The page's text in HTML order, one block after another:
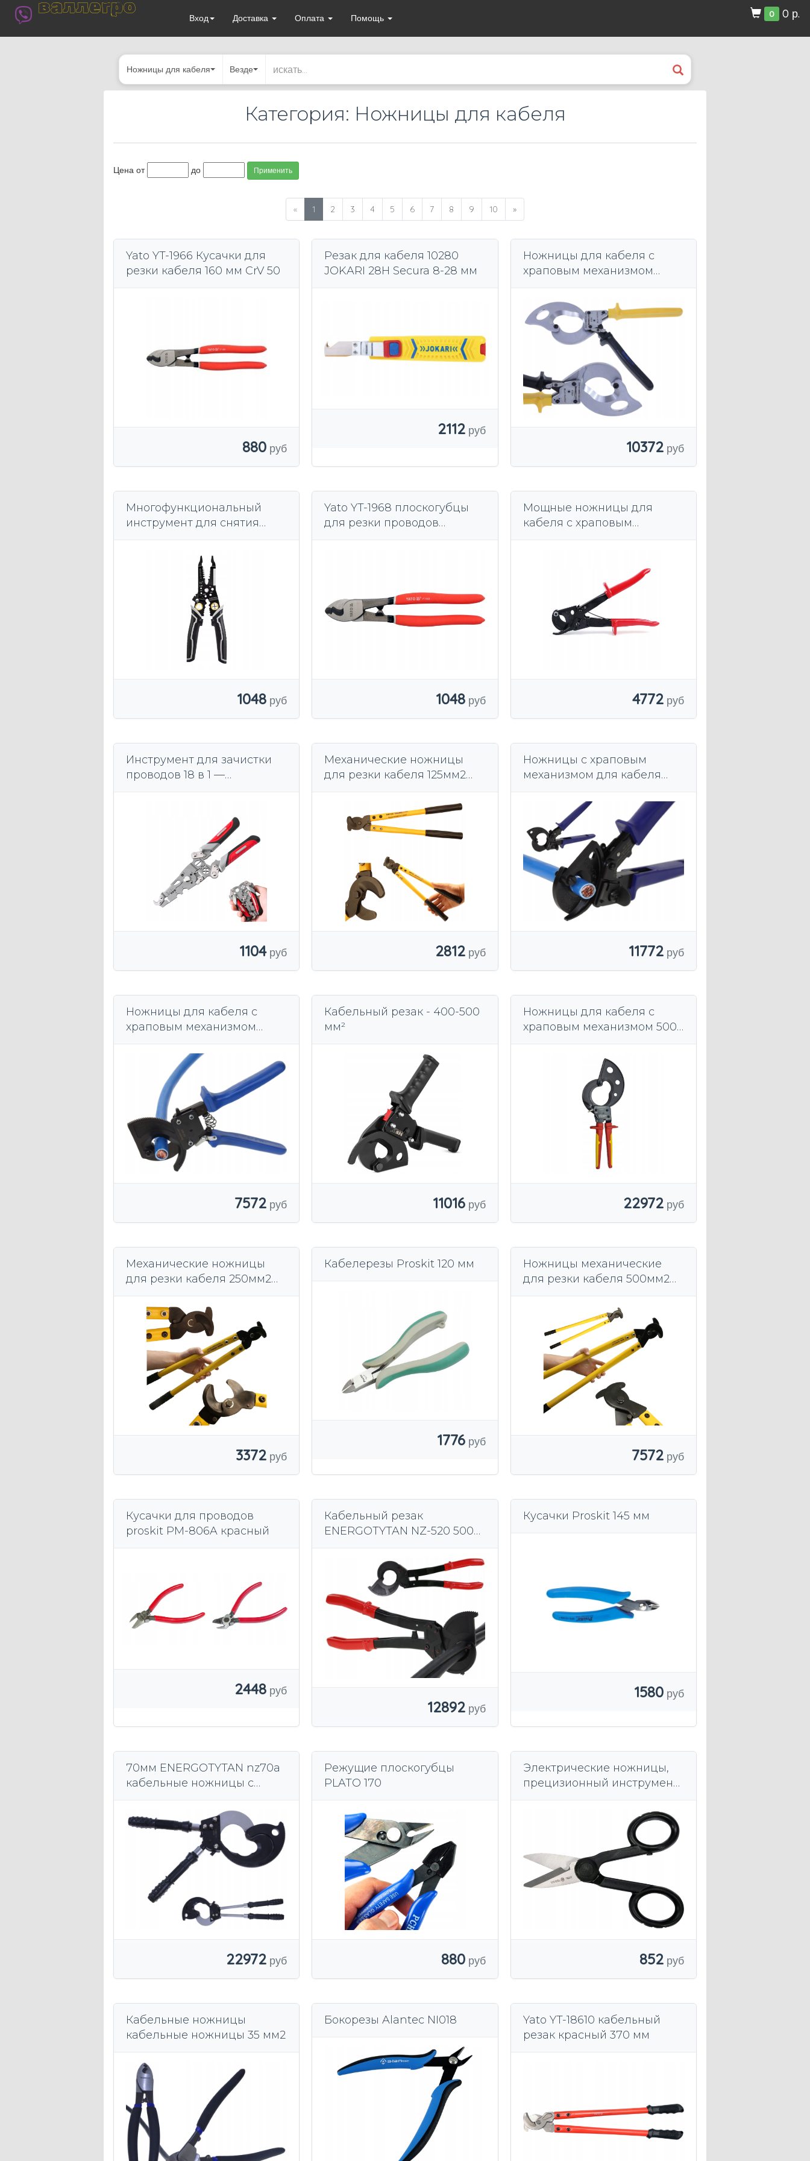
валлегро
Вход Доставка Оплата Помощь 0 0 р.
Ножницы для кабеля Везде
Категория: Ножницы для кабеля
Цена от до Применить
« 1 2 3 4 5 6 7 8 9 10 »
Yato YT-1966 Кусачки для
резки кабеля 160 мм CrV 50
880
Резак для кабеля 10280
JOKARI 28H Secura 8-28 мм
2112
Ножницы для кабеля с
храповым механизмом
10372
Многофункциональный
инструмент для снятия
обжима клемм.
1048
Yato YT-1968 плоскогубцы
для резки проводов
1048
Мощные ножницы для
кабеля с храповым
4772
Инструмент для зачистки
проводов 18 в 1 —
1104
Механические ножницы
для резки кабеля 125мм2
2812
Ножницы с храповым
механизмом для кабеля
GERMANY / 240mm2 /
FI32mm
11772
Ножницы для кабеля с
храповым механизмом
240 мм² / Ø 32 мм
7572
Кабельный резак - 400-500
мм²
11016
Ножницы для кабеля с
храповым механизмом 500
производство Германия
22972
Механические ножницы
для резки кабеля 250мм2
CUTTERS
3372
Кабелерезы Proskit 120 мм
1776
Ножницы механические
для резки кабеля 500мм2
ENERGOTYTAN NB50
7572
Кусачки для проводов
proskit PM-806A красный
2448
Кабельный резак
ENERGOTYTAN NZ-520 500
12892
Кусачки Proskit 145 мм
1580
70мм ENERGOTYTAN nz70a
кабельные ножницы с
22972
Режущие плоскогубцы
PLATO 170
880
Электрические ножницы,
прецизионный инструмент
852
Кабельные ножницы
кабельные ножницы 35 мм2
Бокорезы Alantec NI018
Yato YT-18610 кабельный
резак красный 370 мм